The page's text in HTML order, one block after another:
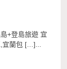
+登島旅遊 宜
宜蘭包 […]...